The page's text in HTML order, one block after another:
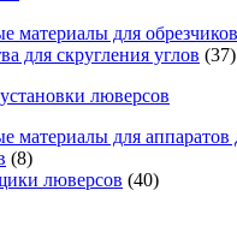
материалы для
для скругления углов (37)
люверсов
материалы для аппаратов
(8)
люверсов (40)